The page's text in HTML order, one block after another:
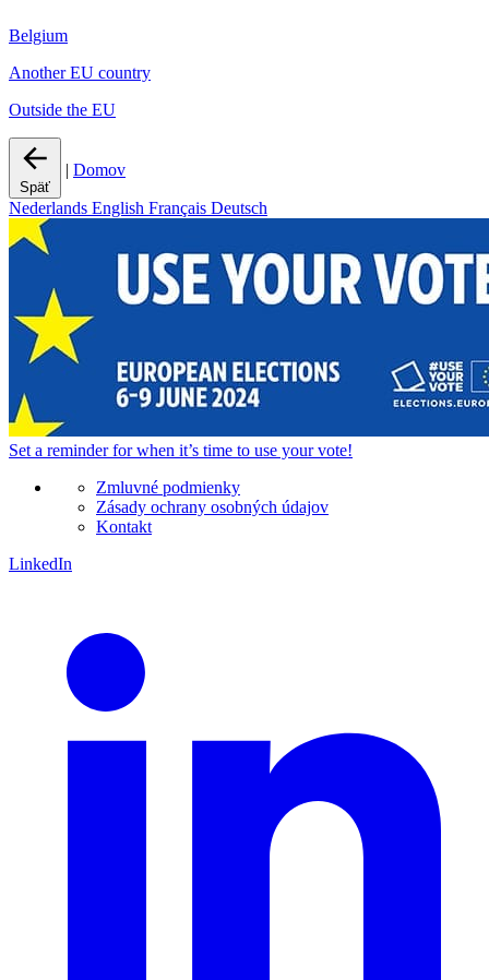
Belgium
Another EU country
Outside the EU
Späť
| Domov
Nederlands English Français Deutsch
Set a reminderfor when it’s time to use your vote!
Zmluvné podmienky
Zásady ochrany osobných údajov
Kontakt
LinkedIn